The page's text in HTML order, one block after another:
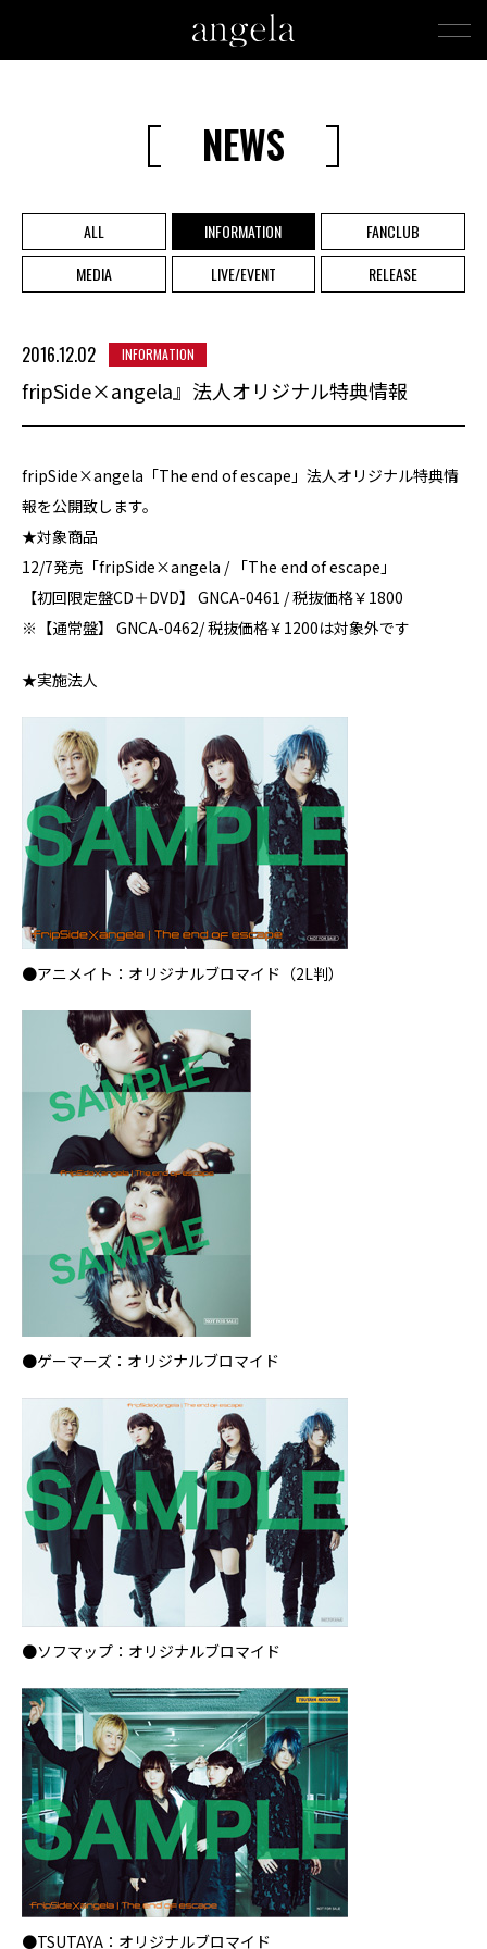
NEWS
ALL INFORMATION
FANCLUB
MEDIA
LIVE/EVENT RELEASE
2016.12.02 INFORMATION
fripSide×angela』法人オリジナル特典情報
fripSide×angela「The end of escape」法人オリジナル特典情
報を公開致します。
★対象商品
12/7発売「fripSide×angela / 「The end of escape」
【初回限定盤CD＋DVD】 GNCA-0461 / 税抜価格￥1800
※【通常盤】 GNCA-0462/ 税抜価格￥1200は対象外です
★実施法人
●アニメイト：オリジナルブロマイド（2L判）
●ゲーマーズ：オリジナルブロマイド
●ソフマップ：オリジナルブロマイド
●TSUTAYA：オリジナルブロマイド